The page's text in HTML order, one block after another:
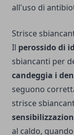
all'uso di
Strisce
Il perossido di
sbiancanti per
candeggia i
seguono
strisce
al caldo,